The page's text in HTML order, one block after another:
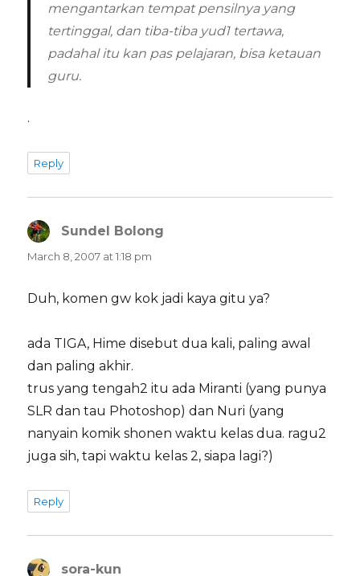
mengantarkan tempat pensilnya yang
tertinggal, dan tiba-tiba yud1 tertawa,
padahal itu kan pas pelajaran, bisa ketauan
guru.
.
Reply
Sundel Bolong
March 8, 2007 at 1:18 pm
Duh, komen gw kok jadi kaya gitu ya?
ada TIGA, Hime disebut dua kali, paling awal
dan paling akhir.
trus yang tengah2 itu ada Miranti (yang punya
SLR dan tau Photoshop) dan Nuri (yang
nanyain komik shonen waktu kelas dua. ragu2
juga sih, tapi waktu kelas 2, siapa lagi?)
Reply
sora-kun